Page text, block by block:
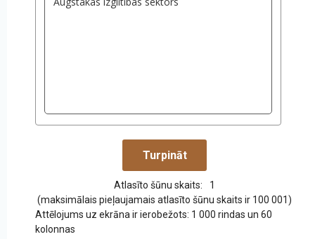
Atlasīto šūnu skaits:
1
(maksimālais pieļaujamais atlasīto šūnu skaits ir 100 001)
Attēlojums uz ekrāna ir ierobežots: 1 000 rindas un 60
kolonnas